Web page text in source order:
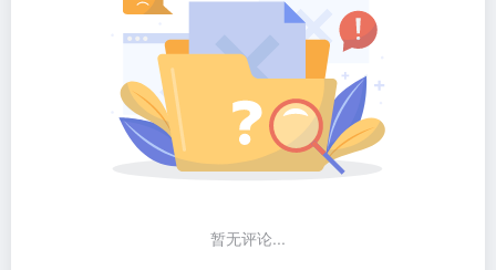
暂无评论...